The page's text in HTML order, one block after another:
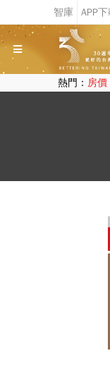
熱門： 房價